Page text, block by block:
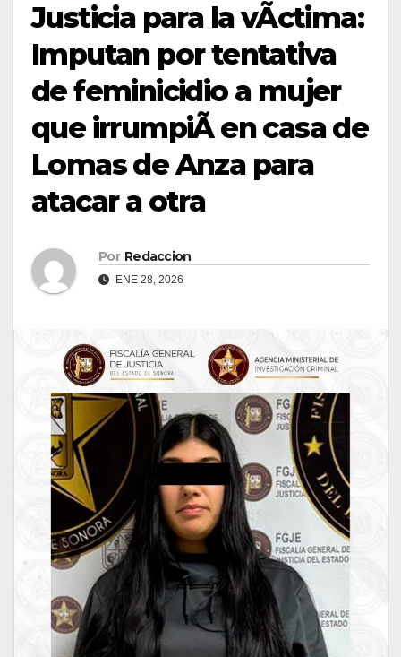
Justicia para la vÃctima:
Imputan por tentativa
de feminicidio a mujer
que irrumpiÃ en casa de
Lomas de Anza para
atacar a otra
Por Redaccion
ENE 28, 2026